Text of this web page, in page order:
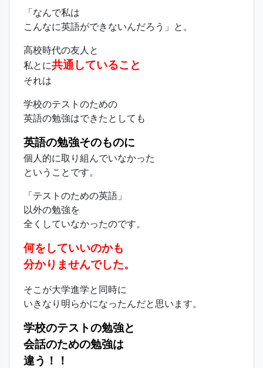
「なんで私は
こんなに英語ができないんだろう」と。
高校時代の友人と
私とに共通していること
それは
学校のテストのための
英語の勉強はできたとしても
英語の勉強そのものに
個人的に取り組んでいなかった
ということです。
「テストのための英語」
以外の勉強を
全くしていなかったのです。
何をしていいのかも
分かりませんでした。
そこが大学進学と同時に
いきなり明らかになったんだと思います。
学校のテストの勉強と
会話のための勉強は
違う！！